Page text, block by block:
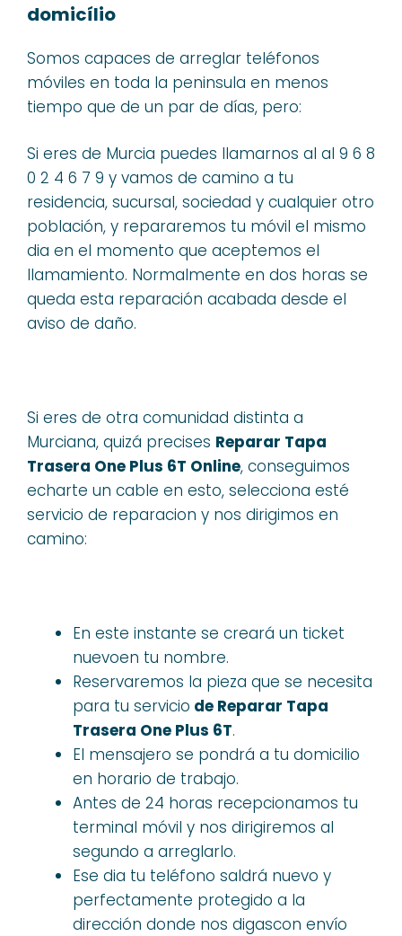
domicílio
Somos capaces de arreglar teléfonos
móviles en toda la peninsula en menos
tiempo que de un par de días, pero:
Si eres de Murcia puedes llamarnos al al 9 6 8
0 2 4 6 7 9 y vamos de camino a tu
residencia, sucursal, sociedad y cualquier otro
población, y repararemos tu móvil el mismo
dia en el momento que aceptemos el
llamamiento. Normalmente en dos horas se
queda esta reparación acabada desde el
aviso de daño.
Si eres de otra comunidad distinta a
Murciana, quizá precises Reparar Tapa
Trasera One Plus 6T Online, conseguimos
echarte un cable en esto, selecciona esté
servicio de reparacion y nos dirigimos en
camino:
En este instante se creará un ticket
nuevoen tu nombre.
Reservaremos la pieza que se necesita
para tu servicio de Reparar Tapa
Trasera One Plus 6T.
El mensajero se pondrá a tu domicilio
en horario de trabajo.
Antes de 24 horas recepcionamos tu
terminal móvil y nos dirigiremos al
segundo a arreglarlo.
Ese dia tu teléfono saldrá nuevo y
perfectamente protegido a la
dirección donde nos digascon envío